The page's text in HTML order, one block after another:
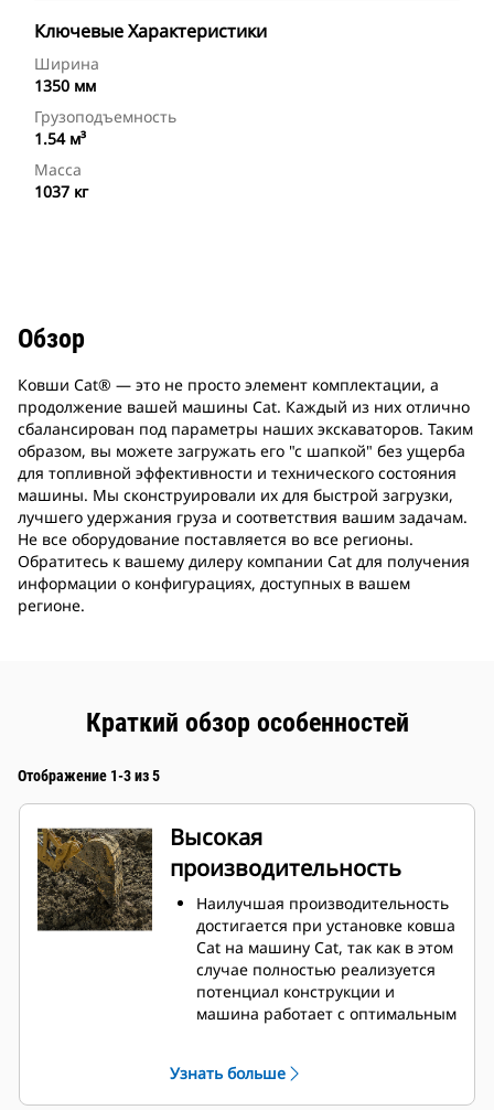
Ключевые Характеристики
Ширина
1350 мм
Грузоподъемность
1.54 м³
Масса
1037 кг
Обзор
Ковши Cat® — это не просто элемент комплектации, а
продолжение вашей машины Cat. Каждый из них отлично
сбалансирован под параметры наших экскаваторов. Таким
образом, вы можете загружать его "с шапкой" без ущерба
для топливной эффективности и технического состояния
машины. Мы сконструировали их для быстрой загрузки,
лучшего удержания груза и соответствия вашим задачам.
Не все оборудование поставляется во все регионы.
Обратитесь к вашему дилеру компании Cat для получения
информации о конфигурациях, доступных в вашем
регионе.
Краткий обзор особенностей
Отображение 1-3 из 5
Высокая
производительность
Наилучшая производительность
достигается при установке ковша
Cat на машину Cat, так как в этом
случае полностью реализуется
потенциал конструкции и
машина работает с оптимальным
Профиль кожуха с двойным
радиусом позволяет улучшить
Узнать больше